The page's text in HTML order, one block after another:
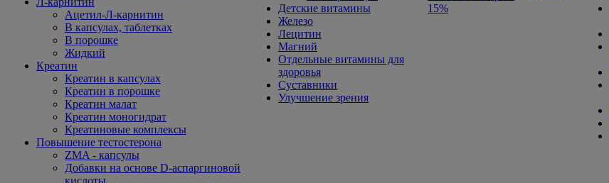
Ацетил-Л-карнитин
В капсулах, таблетках
В порошке
Жидкий
Креатин
Креатин в капсулах
Креатин в порошке
Креатин малат
Креатин моногидрат
Креатиновые комплексы
Повышение тестостерона
ZMA - капсулы
Добавки на основе D-аспаргиновой
кислоты
Детские витамины
Железо
Лецитин
Магний
Отдельные витамины для
здоровья
Суставники
Улучшение зрения
15%